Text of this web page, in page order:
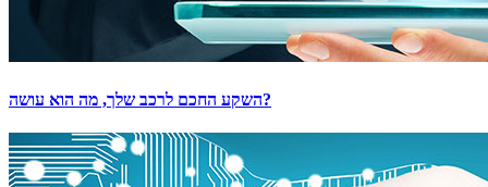
השקע החכם לרכב שלך, מה הוא עושה?